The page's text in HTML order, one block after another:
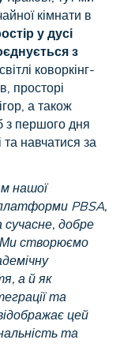
кімнати в
у дусі
з
коворкінг-
просторі
а також
з першого дня
навчатися за
нашої
PBSA,
сучасне, добре
створюємо
а й як
та
цей
та